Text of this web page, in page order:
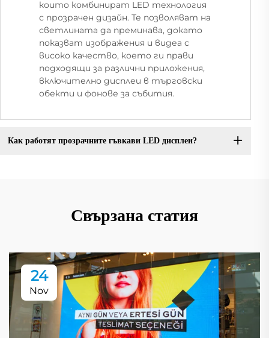
които комбинират LED технология
с прозрачен дизайн. Те позволяват на
светлината да преминава, докато
показват изображения и видеа с
високо качество, което ги прави
подходящи за различни приложения,
включително дисплеи в търговски
обекти и фонове за събития.
Как работят прозрачните гъвкави LED дисплеи?
Свързана статия
24
Nov